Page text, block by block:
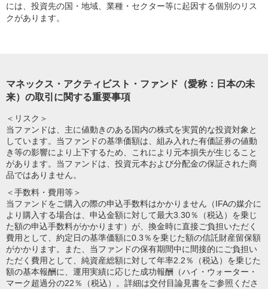
には、投資先の国・地域、業種・セクター等に起因する個別のリス
クがあります。
マネックス・アクティビスト・ファンド（愛称：日本の未
来）の取引に関する重要事項
＜リスク＞
当ファンドは、主に値動きのある国内の株式を実質的な投資対象と
しています。当ファンドの基準価額は、組み入れた有価証券の値動
き等の影響により上下するため、これにより元本損失が生じること
があります。当ファンドは、投資元本および分配金の保証された商
品ではありません。
＜手数料・費用等＞
当ファンドをご購入の際の申込手数料はかかりません（IFAの媒介に
より購入する場合は、申込金額に対して最大3.30％（税込）を乗じ
た額の申込手数料がかかります）が、換金時に直接ご負担いただく
費用として、約定日の基準価額に0.3％を乗じた額の信託財産留保額
がかかります。また、当ファンドの保有期間中に間接的にご負担い
ただく費用として、純資産総額に対して年率2.2％（税込）を乗じた
額の基本報酬に、運用実績に応じた成功報酬（ハイ・ウォーター・
マーク超過分の22％（税込）。詳細は交付目論見書をご参照くださ